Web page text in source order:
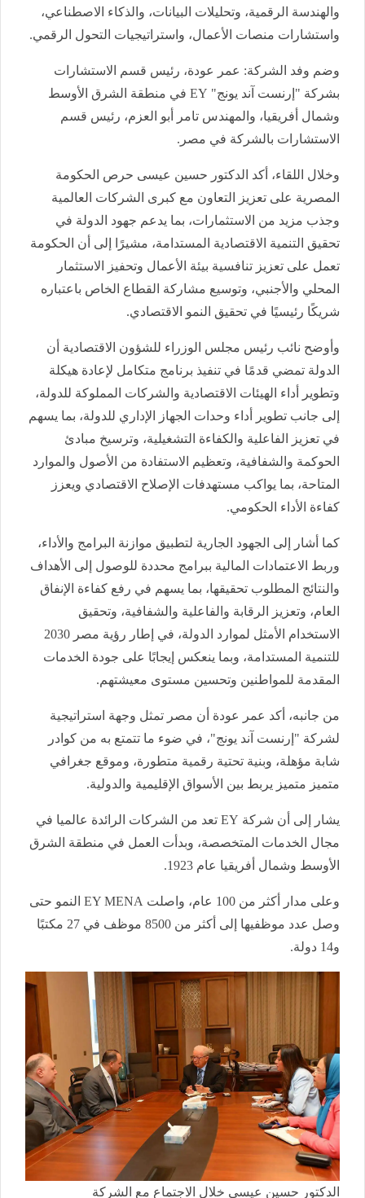
والهندسة الرقمية، وتحليلات البيانات، والذكاء الاصطناعي،
واستشارات منصات الأعمال، واستراتيجيات التحول الرقمي.
وضم وفد الشركة: عمر عودة، رئيس قسم الاستشارات
بشركة "إرنست آند يونج" EY في منطقة الشرق الأوسط
وشمال أفريقيا، والمهندس تامر أبو العزم، رئيس قسم
الاستشارات بالشركة في مصر.
وخلال اللقاء، أكد الدكتور حسين عيسى حرص الحكومة
المصرية على تعزيز التعاون مع كبرى الشركات العالمية
وجذب مزيد من الاستثمارات، بما يدعم جهود الدولة في
تحقيق التنمية الاقتصادية المستدامة، مشيرًا إلى أن الحكومة
تعمل على تعزيز تنافسية بيئة الأعمال وتحفيز الاستثمار
المحلي والأجنبي، وتوسيع مشاركة القطاع الخاص باعتباره
شريكًا رئيسيًا في تحقيق النمو الاقتصادي.
وأوضح نائب رئيس مجلس الوزراء للشؤون الاقتصادية أن
الدولة تمضي قدمًا في تنفيذ برنامج متكامل لإعادة هيكلة
وتطوير أداء الهيئات الاقتصادية والشركات المملوكة للدولة،
إلى جانب تطوير أداء وحدات الجهاز الإداري للدولة، بما يسهم
في تعزيز الفاعلية والكفاءة التشغيلية، وترسيخ مبادئ
الحوكمة والشفافية، وتعظيم الاستفادة من الأصول والموارد
المتاحة، بما يواكب مستهدفات الإصلاح الاقتصادي ويعزز
كفاءة الأداء الحكومي.
كما أشار إلى الجهود الجارية لتطبيق موازنة البرامج والأداء،
وربط الاعتمادات المالية ببرامج محددة للوصول إلى الأهداف
والنتائج المطلوب تحقيقها، بما يسهم في رفع كفاءة الإنفاق
العام، وتعزيز الرقابة والفاعلية والشفافية، وتحقيق
الاستخدام الأمثل لموارد الدولة، في إطار رؤية مصر 2030
للتنمية المستدامة، وبما ينعكس إيجابًا على جودة الخدمات
المقدمة للمواطنين وتحسين مستوى معيشتهم.
من جانبه، أكد عمر عودة أن مصر تمثل وجهة استراتيجية
لشركة "إرنست آند يونج"، في ضوء ما تتمتع به من كوادر
شابة مؤهلة، وبنية تحتية رقمية متطورة، وموقع جغرافي
متميز متميز يربط بين الأسواق الإقليمية والدولية.
يشار إلى أن شركة EY تعد من الشركات الرائدة عالميا في
مجال الخدمات المتخصصة، وبدأت العمل في منطقة الشرق
الأوسط وشمال أفريقيا عام 1923.
وعلى مدار أكثر من 100 عام، واصلت EY MENA النمو حتى
وصل عدد موظفيها إلى أكثر من 8500 موظف في 27 مكتبًا
و14 دولة.
الدكتور حسين عيسى خلال الاجتماع مع الشركة